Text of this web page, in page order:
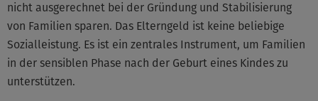
nicht ausgerechnet bei der Gründung und Stabilisierung
von Familien sparen. Das Elterngeld ist keine beliebige
Sozialleistung. Es ist ein zentrales Instrument, um Familien
in der sensiblen Phase nach der Geburt eines Kindes zu
unterstützen.